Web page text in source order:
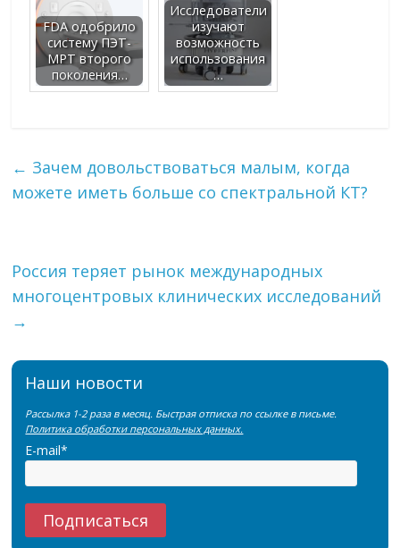
FDA одобрило
систему ПЭТ-
МРТ второго
поколения…
Исследователи
изучают
возможность
использования
…
← Зачем довольствоваться малым, когда
можете иметь больше со спектральной КТ?
Россия теряет рынок международных
многоцентровых клинических исследований
→
Наши новости
Рассылка 1-2 раза в месяц. Быстрая отписка по ссылке в письме.
Политика обработки персональных данных.
E-mail*